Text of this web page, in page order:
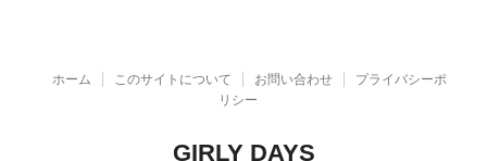
ホーム このサイトについて お問い合わせ
プライバシーポ
リシー
GIRLY DAYS